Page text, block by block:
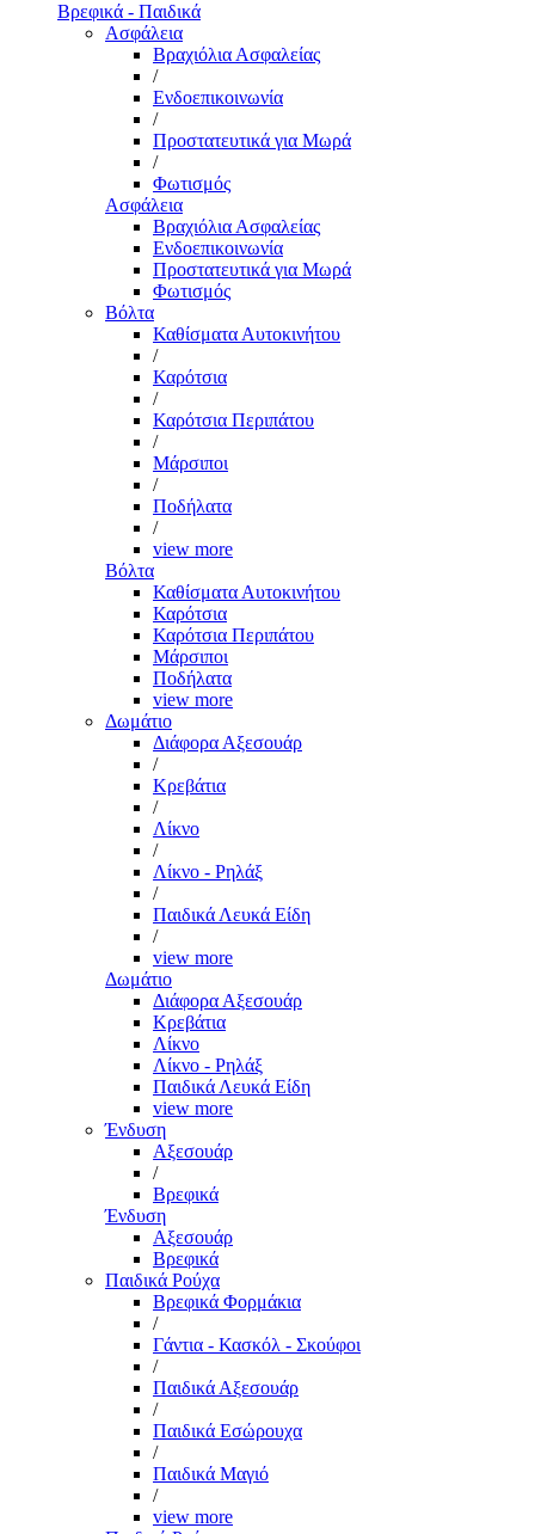
Βρεφικά - Παιδικά
Ασφάλεια
Βραχιόλια Ασφαλείας
/
Ενδοεπικοινωνία
/
Προστατευτικά για Μωρά
/
Φωτισμός
Ασφάλεια
Βραχιόλια Ασφαλείας
Ενδοεπικοινωνία
Προστατευτικά για Μωρά
Φωτισμός
Βόλτα
Καθίσματα Αυτοκινήτου
/
Καρότσια
/
Καρότσια Περιπάτου
/
Μάρσιποι
/
Ποδήλατα
/
view more
Βόλτα
Καθίσματα Αυτοκινήτου
Καρότσια
Καρότσια Περιπάτου
Μάρσιποι
Ποδήλατα
view more
Δωμάτιο
Διάφορα Αξεσουάρ
/
Κρεβάτια
/
Λίκνο
/
Λίκνο - Ρηλάξ
/
Παιδικά Λευκά Είδη
/
view more
Δωμάτιο
Διάφορα Αξεσουάρ
Κρεβάτια
Λίκνο
Λίκνο - Ρηλάξ
Παιδικά Λευκά Είδη
view more
Ένδυση
Αξεσουάρ
/
Βρεφικά
Ένδυση
Αξεσουάρ
Βρεφικά
Παιδικά Ρούχα
Βρεφικά Φορμάκια
/
Γάντια - Κασκόλ - Σκούφοι
/
Παιδικά Αξεσουάρ
/
Παιδικά Εσώρουχα
/
Παιδικά Μαγιό
/
view more